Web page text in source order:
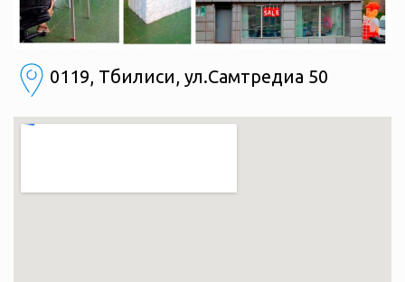
0119, Тбилиси, ул.Самтредиа 50